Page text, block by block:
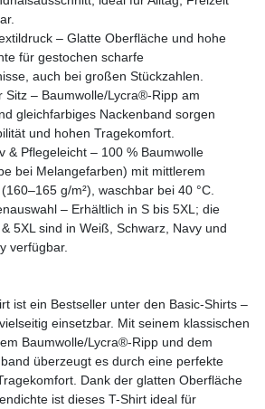
– Glatte Oberfläche und hohe
für gestochen scharfe
auch bei großen Stückzahlen.
Sitz – Baumwolle/Lycra®-Ripp am
gleichfarbiges Nackenband sorgen
und hohen Tragekomfort.
& Pflegeleicht – 100 % Baumwolle
bei Melangefarben) mit mittlerem
g/m²), waschbar bei 40 °C.
– Erhältlich in S bis 5XL; die
5XL sind in Weiß, Schwarz, Navy und
verfügbar.
ist ein Bestseller unter den Basic-Shirts –
einsetzbar. Mit seinem klassischen
Baumwolle/Lycra®-Ripp und dem
überzeugt es durch eine perfekte
Dank der glatten Oberfläche
ist dieses T-Shirt ideal für